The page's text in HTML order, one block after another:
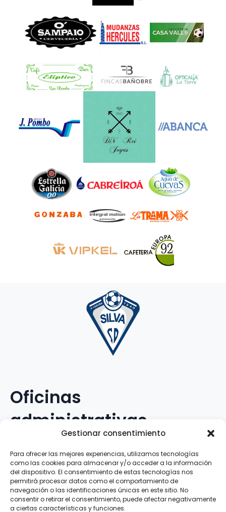
Gestionar consentimiento
Para ofrecer las mejores experiencias, utilizamos tecnologías
como las cookies para almacenar y/o acceder a la información
del dispositivo. El consentimiento de estas tecnologías nos
permitirá procesar datos como el comportamiento de
navegación o las identificaciones únicas en este sitio. No
consentir o retirar el consentimiento, puede afectar negativamente
a ciertas características y funciones.
Oficinas
administrativas
Avenida Galileo Galilei, 12
15.008 · A Coruña · España
Teléfono:881.069.303
WhatsApp:616.897.466